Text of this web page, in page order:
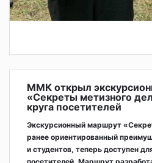
ММК открыл
«Секреты метизного
круга посетителей
Экскурсионный маршрут
ранее ориентированный
и студентов, теперь доступен